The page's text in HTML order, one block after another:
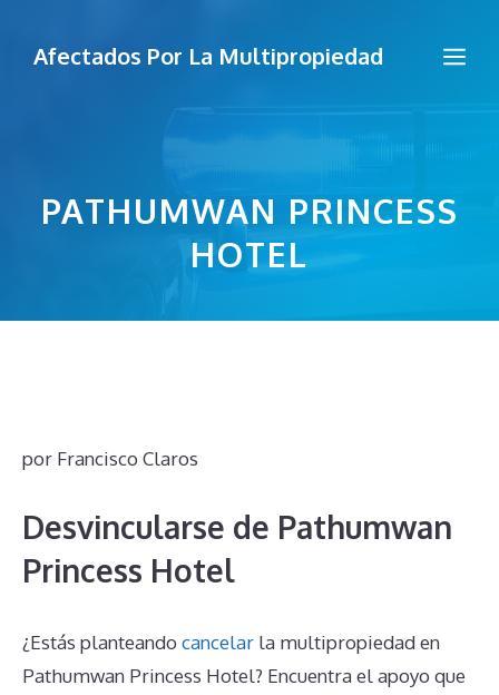
Afectados Por La Multipropiedad
PATHUMWAN PRINCESS
HOTEL
por Francisco Claros
Desvincularse de Pathumwan
Princess Hotel
¿Estás planteando cancelar la multipropiedad en
Pathumwan Princess Hotel? Encuentra el apoyo que